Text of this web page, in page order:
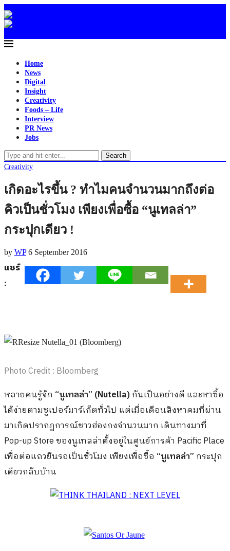
Home
News
Digital
Insight
Creativity
Foods – Life
Interview
PR News
Jobs
Search
Creativity
เกิดอะไรขึ้น ? ทำไมคนจำนวนมากถึงต่อ
คิวเป็นชั่วโมง เพียงเพื่อซื้อ “นูเทลล่า”
กระปุกเดียว !
by WP 6 September 2016
แชร์
:
Photo Credit : Bloomberg
หลายคนรู้จัก “นูเทลล่า” (Nutella)กันเป็นอย่างดี และหาซื้อ
ได้ง่ายตามซูเปอร์มาร์เก็ตทั่วไป แต่เมื่อเดือนสิงหาคมที่ผ่าน
มาเกิดปรากฏการณ์ชาวฮ่องกงจำนวนมาก เดินทางมาที่
Pop-up Store ของนูเทลล่าตั้งอยู่ในศูนย์การค้า Pacific Place
เพื่อต่อแถวยืนรอเป็นชั่วโมง เพียงเพื่อซื้อ “นูเทลล่า” กระปุก
เดียวกลับบ้าน